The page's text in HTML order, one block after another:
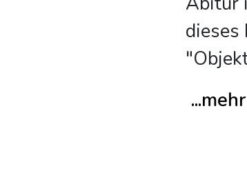
dieses
...mehr